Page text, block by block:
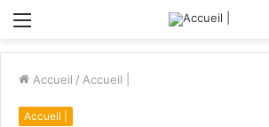
Menu
Accueil / Accueil |
Accueil |